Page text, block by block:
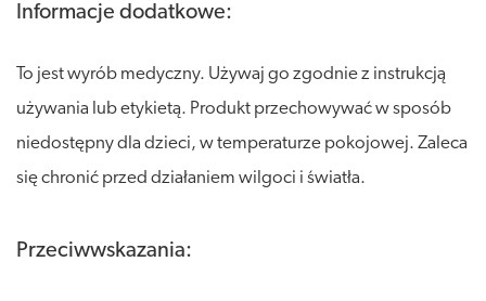
Informacje dodatkowe:
To jest wyrób medyczny. Używaj go zgodnie z instrukcją
używania lub etykietą. Produkt przechowywać w sposób
niedostępny dla dzieci, w temperaturze pokojowej. Zaleca
się chronić przed działaniem wilgoci i światła.
Przeciwwskazania: